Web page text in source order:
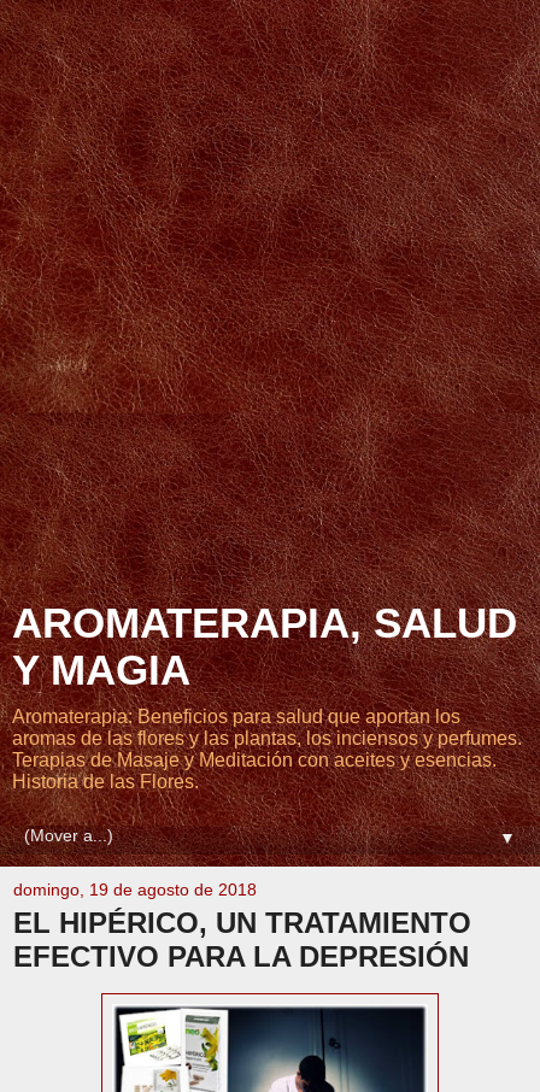
AROMATERAPIA, SALUD
Y MAGIA
Aromaterapia: Beneficios para salud que aportan los
aromas de las flores y las plantas, los inciensos y perfumes.
Terapias de Masaje y Meditación con aceites y esencias.
Historia de las Flores.
▼
domingo, 19 de agosto de 2018
EL HIPÉRICO, UN TRATAMIENTO
EFECTIVO PARA LA DEPRESIÓN